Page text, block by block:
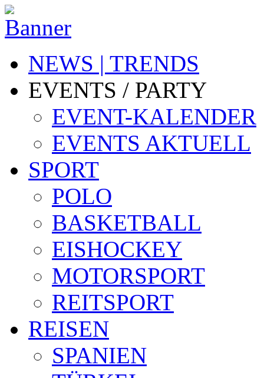
NEWS | TRENDS
EVENTS / PARTY
EVENT-KALENDER
EVENTS AKTUELL
SPORT
POLO
BASKETBALL
EISHOCKEY
MOTORSPORT
REITSPORT
REISEN
SPANIEN